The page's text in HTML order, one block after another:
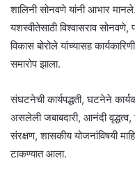
शालिनी सोनवणे यांनी आभार
यशस्वीतेसाठी विश्वासराव
विकास बोरोले यांच्यासह
समारोप झाला.
संघटनेची कार्यपद्धती, घटनेने
असलेली जबाबदारी, आनंदी वृद्धत्व,
संरक्षण, शासकीय योजनांविषयी
टाकण्यात आला.